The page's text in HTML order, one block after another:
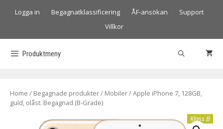
Logga in Begagnatklassificering ÅF-ansökan
Support
Villkor
Produktmeny
Home / Begagnade produkter/ Mobiler/ Apple iPhone 7, 128GB,
guld, olåst. Begagnad (B-Grade)
Klass B